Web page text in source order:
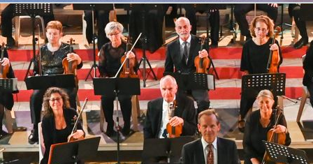
Retourner au contenu